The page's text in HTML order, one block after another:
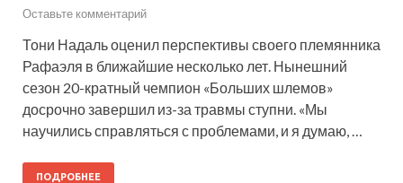
Оставьте комментарий
Тони Надаль оценил перспективы своего племянника
Рафаэля в ближайшие несколько лет. Нынешний
сезон 20-кратный чемпион «Больших шлемов»
досрочно завершил из-за травмы ступни. «Мы
научились справляться с проблемами, и я думаю, …
ПОДРОБНЕЕ